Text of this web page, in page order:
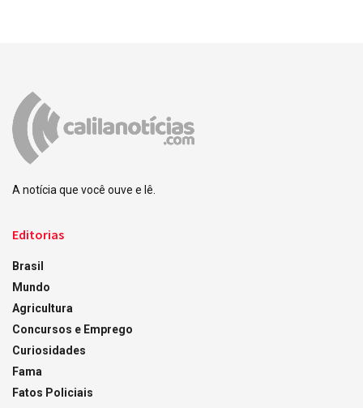
A notícia que você ouve e lê.
Editorias
Brasil
Mundo
Agricultura
Concursos e Emprego
Curiosidades
Fama
Fatos Policiais